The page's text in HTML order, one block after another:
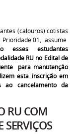
(calouros) cotistas
Prioridade 01, assume
esses estudantes
RU no Edital de
para manutenção
esta inscrição em
cancelamento da
RU COM
SERVIÇOS